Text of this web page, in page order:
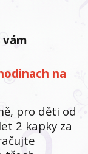
na
pro děti od
2 kapky za